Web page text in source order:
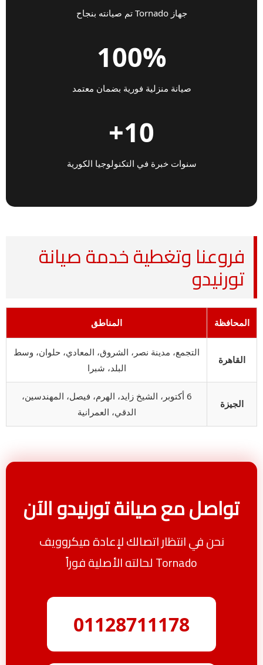
جهاز Tornado تم صيانته بنجاح
100%
صيانة منزلية فورية بضمان معتمد
10+
سنوات خبرة في التكنولوجيا الكورية
فروعنا وتغطية خدمة صيانة
تورنيدو
المحافظة المناطق
القاهرة
التجمع، مدينة نصر، الشروق، المعادي، حلوان، وسط
البلد، شبرا
الجيزة
6 أكتوبر، الشيخ زايد، الهرم، فيصل، المهندسين،
الدقي، العمرانية
تواصل مع صيانة تورنيدو الآن
نحن في انتظار اتصالك لإعادة ميكروويف
Tornado لحالته الأصلية فوراً
01128711178